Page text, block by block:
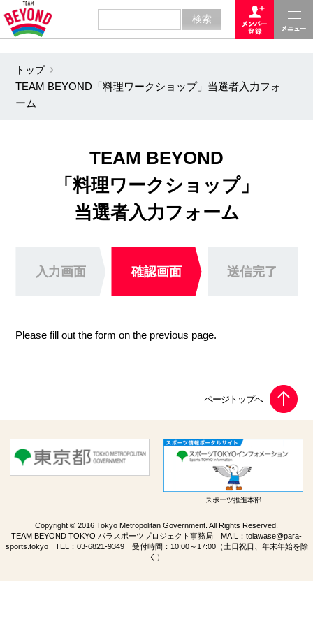
トップ
TEAM BEYOND「料理ワークショップ」当選者入力フォ
ーム
TEAM BEYOND
「料理ワークショップ」
当選者入力フォーム
入力画面 確認画面 送信完了
Please fill out the form on the previous page.
スポーツ推進本部
Copyright © 2016 Tokyo Metropolitan Government. All Rights Reserved.
TEAM BEYOND TOKYO パラスポーツプロジェクト事務局 MAIL： toiawase@para-
sports.tokyoTEL： 03-6821-9349受付時間：10:00～17:00（土日祝日、年末年始を除
く）